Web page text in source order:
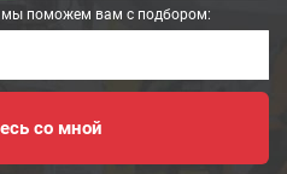
поможем вам с подбором: